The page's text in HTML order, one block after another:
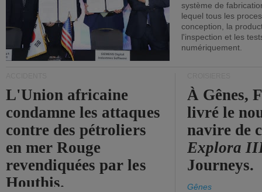
système de
lequel tous les
conception, la
l'inspection et les
numériquement.
L'Union africaine
condamne les attaques
contre des pétroliers
en mer Rouge
revendiquées par les
Houthis.
À Gênes,
livré le
navire de
Explora
Journeys.
Gênes